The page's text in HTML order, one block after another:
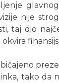
nije
taj dio
tako da